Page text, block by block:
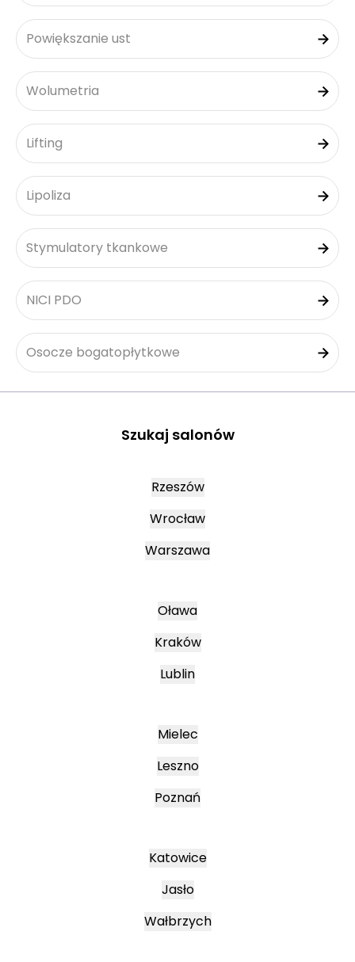
Powiększanie ust
Wolumetria
Lifting
Lipoliza
Stymulatory tkankowe
NICI PDO
Osocze bogatopłytkowe
Szukaj salonów
Rzeszów
Wrocław
Warszawa
Oława
Kraków
Lublin
Mielec
Leszno
Poznań
Katowice
Jasło
Wałbrzych